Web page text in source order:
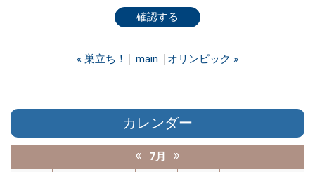
« 巣立ち！ main オリンピック »
カレンダー
« 7月 »